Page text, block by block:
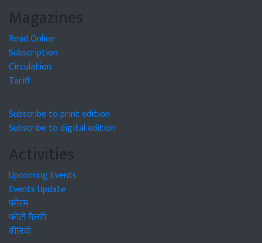
Magazines
Read Online
Subscription
Circulation
Tariff
Subscribe to print edition
Subscribe to digital edition
Activities
Upcoming Events
Events Update
फोरम
फोटो गैलरी
वीडियो